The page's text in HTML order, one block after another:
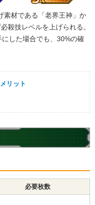
素材である「老界王神」か
殺技レベルを上げられる。
した場合でも、30%の確
リット
必要枚数